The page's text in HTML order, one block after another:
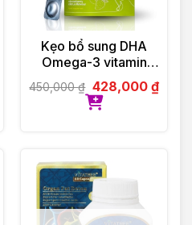
Kẹo bổ sung DHA
Omega-3 vitamin
Neubria Neu Kid- Anh
30 viên
450,000₫ 428,000 ₫